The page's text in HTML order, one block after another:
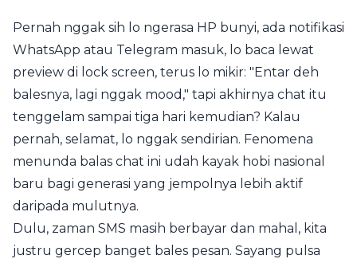
Pernah nggak sih lo ngerasa HP bunyi, ada notifikasi
WhatsApp atau Telegram masuk, lo baca lewat
preview di lock screen, terus lo mikir: "Entar deh
balesnya, lagi nggak mood," tapi akhirnya chat itu
tenggelam sampai tiga hari kemudian? Kalau
pernah, selamat, lo nggak sendirian. Fenomena
menunda balas chat ini udah kayak hobi nasional
baru bagi generasi yang jempolnya lebih aktif
daripada mulutnya.
Dulu, zaman SMS masih berbayar dan mahal, kita
justru gercep banget bales pesan. Sayang pulsa